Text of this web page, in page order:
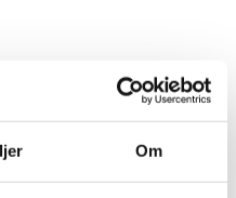
Om
på engelsk